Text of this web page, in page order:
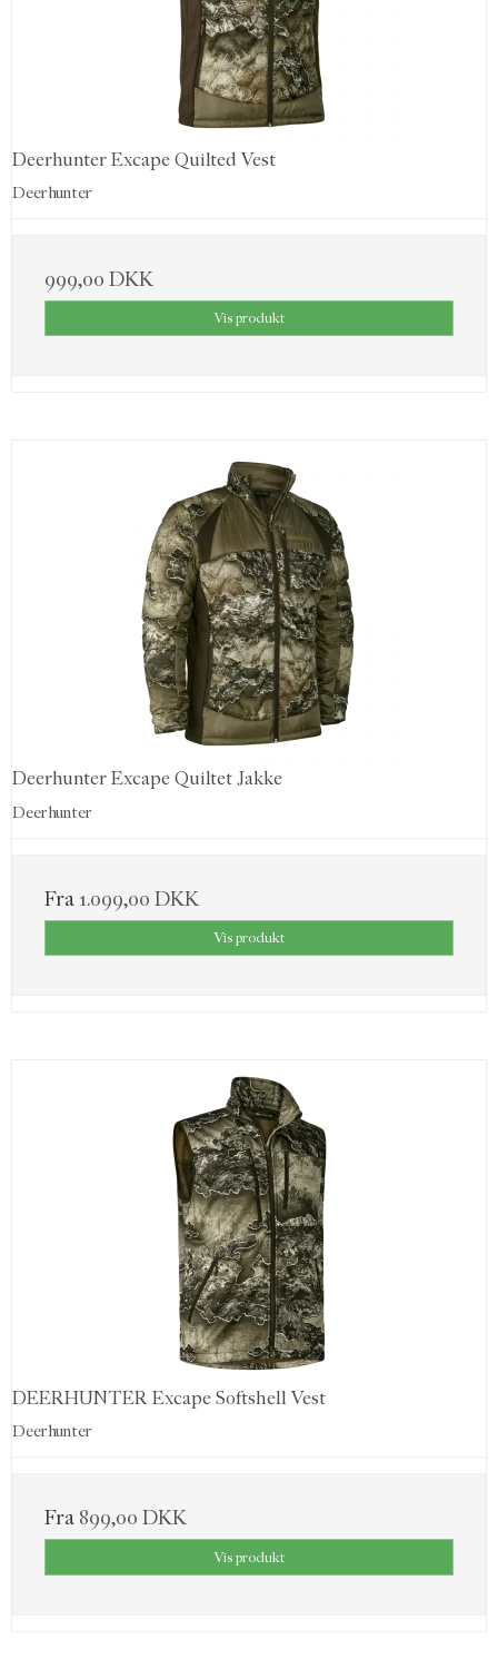
Deerhunter Excape Quilted Vest
Deerhunter
999,00 DKK
Vis produkt
Deerhunter Excape Quiltet Jakke
Deerhunter
Fra 1.099,00 DKK
Vis produkt
DEERHUNTER Excape Softshell Vest
Deerhunter
Fra 899,00 DKK
Vis produkt